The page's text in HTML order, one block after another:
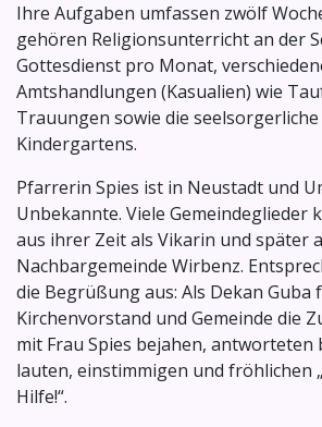
Ihre Aufgaben umfassen zwölf
gehören Religionsunterricht an der
Gottesdienst pro Monat,
Amtshandlungen (Kasualien) wie
Trauungen sowie die
Kindergartens.
Pfarrerin Spies ist in Neustadt und
Unbekannte. Viele Gemeindeglieder
aus ihrer Zeit als Vikarin und später
Nachbargemeinde Wirbenz.
die Begrüßung aus: Als Dekan Guba
Kirchenvorstand und Gemeinde die
mit Frau Spies bejahen, antworteten
lauten, einstimmigen und fröhlichen
Hilfe!“.